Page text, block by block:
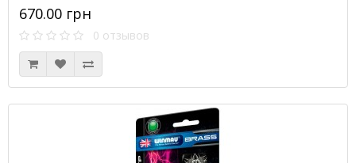
670.00 грн
0 отзывов